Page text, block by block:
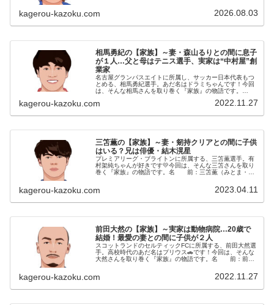
kagerou-kazoku.com 2026.08.03
相馬勇紀の【家族】～妻・森山るりとの間に息子
が１人…父と母はテニス選手、実家は“中村屋”創
業家
名古屋グランパスエイトに所属し、サッカー日本代表もつ
とめる、相馬勇紀選手。あだ名はドラミちゃんです！今回
は、そんな相馬さんを取り巻く『家族』の物語です。
〈平成9年〉2月25日身長体重：...
kagerou-kazoku.com 2022.11.27
三笘薫の【家族】～妻・剱持クリアとの間に子供
はいる？兄は俳優・結木滉星
プレミアリーグ・ブライトンに所属する、三笘薫選手。有
村架純ちゃんが好きです💛今回は、そんな三笘さんを取り
巻く『家族』の物語です。名 前：三笘薫（みとま・か
kagerou-kazoku.com 2023.04.11
前田大然の【家族】～実家は動物病院…20歳で
結婚！最愛の妻との間に子供が２人
スコットランドのセルティックFCに所属する、前田大然選
手。高校時代のあだ名はプリウス🚗です！今回は、そんな
大然さんを取り巻く『家族』の物語です。名 前：前田
kagerou-kazoku.com 2022.11.27